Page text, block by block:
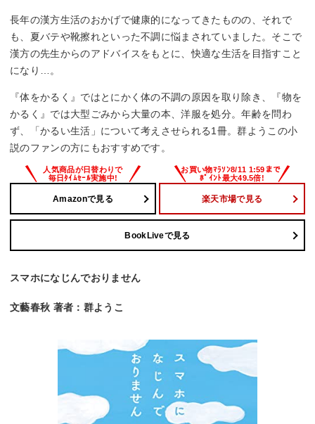
長年の漢方生活のおかげで健康的になってきたものの、それで
も、夏バテや靴擦れといった不調に悩まされていました。そこで
漢方の先生からのアドバイスをもとに、快適な生活を目指すこと
になり…。
『体をかるく』ではとにかく体の不調の原因を取り除き、『物を
かるく』では大型ごみから大量の本、洋服を処分。年齢を問わ
ず、「かるい生活」について考えさせられる1冊。群ようこの小
説のファンの方にもおすすめです。
Amazonで見る 楽天市場で見る
BookLiveで見る
スマホになじんでおりません
文藝春秋 著者：群ようこ